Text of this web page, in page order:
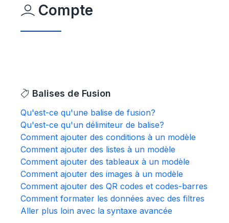
Compte
Balises de Fusion
Qu'est-ce qu'une balise de fusion?
Qu'est-ce qu'un délimiteur de balise?
Comment ajouter des conditions à un modèle
Comment ajouter des listes à un modèle
Comment ajouter des tableaux à un modèle
Comment ajouter des images à un modèle
Comment ajouter des QR codes et codes-barres
Comment formater les données avec des filtres
Aller plus loin avec la syntaxe avancée